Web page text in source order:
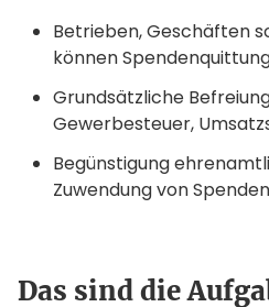
Betrieben, Geschäften
können
Grundsätzliche
Gewerbesteuer,
Begünstigung
Zuwendung von Spenden
Das sind die